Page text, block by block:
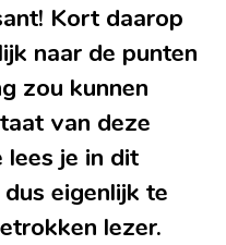
Kort daarop
naar de punten
zou kunnen
van deze
je in dit
eigenlijk te
lezer.